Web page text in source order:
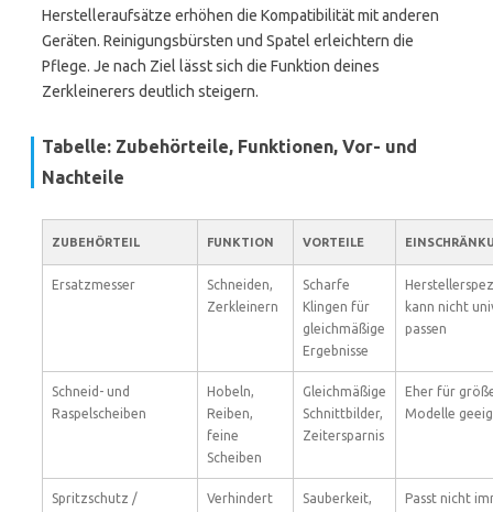
Herstelleraufsätze erhöhen die Kompatibilität mit anderen
Geräten. Reinigungsbürsten und Spatel erleichtern die
Pflege. Je nach Ziel lässt sich die Funktion deines
Zerkleinerers deutlich steigern.
Tabelle: Zubehörteile, Funktionen, Vor- und
Nachteile
ZUBEHÖRTEIL FUNKTION VORTEILE
Ersatzmesser
Schneiden,
Zerkleinern
Scharfe
Klingen für
gleichmäßige
Ergebnisse
kann nicht
passen
Schneid- und
Raspelscheiben
Hobeln,
Reiben,
feine
Scheiben
Gleichmäßige
Schnittbilder,
Zeitersparnis
Eher für
Modelle
Spritzschutz /
Verhindert
Sauberkeit,
Passt nicht